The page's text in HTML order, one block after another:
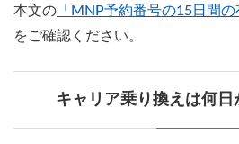
本文の 「MNP予約番号の15日間
をご確認ください。
キャリア乗り換えは何日